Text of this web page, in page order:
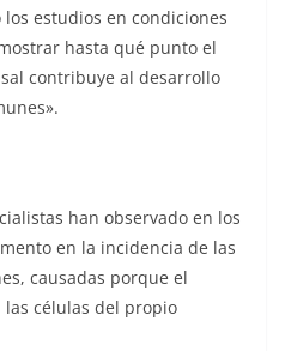
estudios en condiciones
hasta qué punto el
contribuye al desarrollo
han observado en los
en la incidencia de las
causadas porque el
células del propio